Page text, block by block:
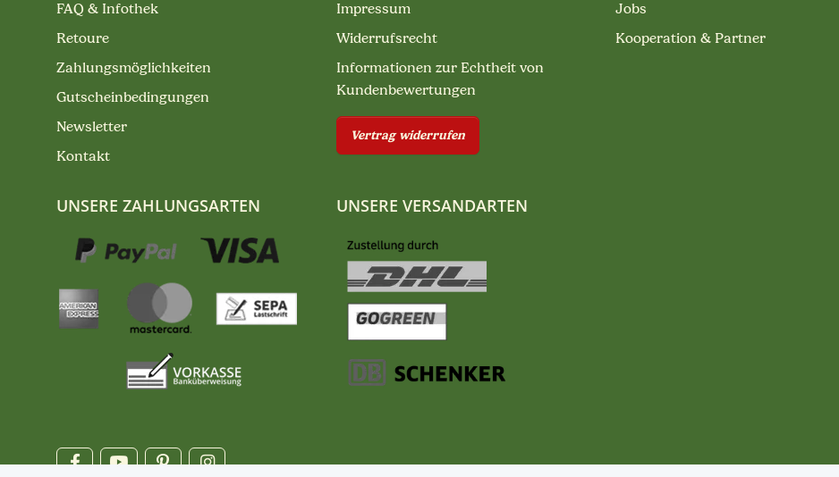
FAQ & Infothek
Retoure
Zahlungsmöglichkeiten
Gutscheinbedingungen
Newsletter
Kontakt
Impressum
Widerrufsrecht
Informationen zur Echtheit von
Kundenbewertungen
Vertrag widerrufen
Jobs
Kooperation & Partner
UNSERE ZAHLUNGSARTEN UNSERE VERSANDARTEN